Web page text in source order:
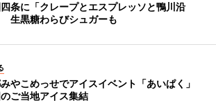
条に「クレープとエスプレッソと鴨川沿
生黒糖わらびシュガーも
やこめっせでアイスイベント「あいぱく」
ご当地アイス集結